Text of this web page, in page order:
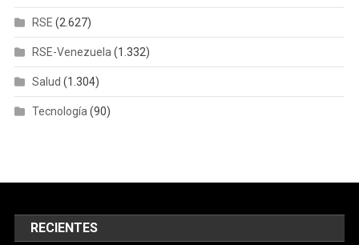
RSE (2.627)
RSE-Venezuela (1.332)
Salud (1.304)
Tecnología (90)
RECIENTES